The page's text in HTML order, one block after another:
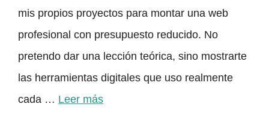
mis propios proyectos para montar una web
profesional con presupuesto reducido. No
pretendo dar una lección teórica, sino mostrarte
las herramientas digitales que uso realmente
cada … Leer más